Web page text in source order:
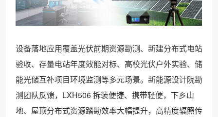
设备落地应用覆盖光伏前期资源勘测、新建分布式电站
验收、存量电站年度效能对标、高校光伏户外实验、储
能光储互补项目环境监测等多元场景。新能源设计院勘
测团队反馈，LXH506 拆装便捷、携带轻便，下乡山
地、屋顶分布式资源踏勘效率大幅提升，高精度辐照传